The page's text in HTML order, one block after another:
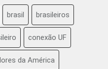
brasil brasileiros
conexão UF
da América